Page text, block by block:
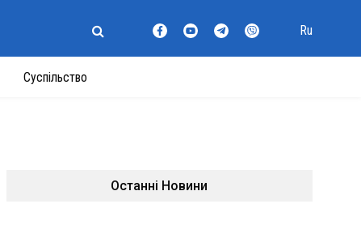
Суспільство
Ru
Останні Новини